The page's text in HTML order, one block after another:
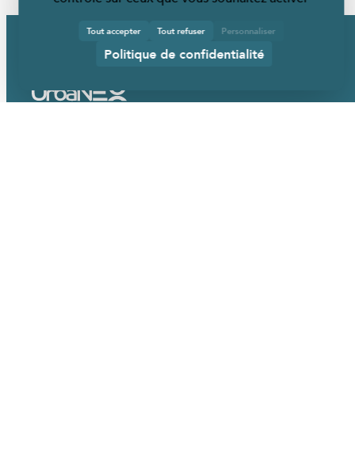
Tout accepter Tout refuser Personnaliser
Politique de confidentialité